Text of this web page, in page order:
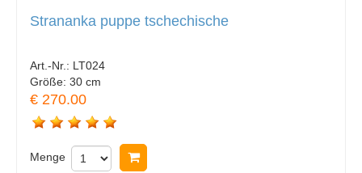
Strananka puppe tschechische
Art.-Nr.: LT024
Größe: 30 cm
€ 270.00
Menge